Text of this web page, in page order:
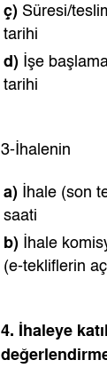
ç) Süresi/
tarihi
d) İşe
tarihi
3-İhalenin
a) İhale (son
saati
b) İhale
(e-tekliflerin
4. İhaleye